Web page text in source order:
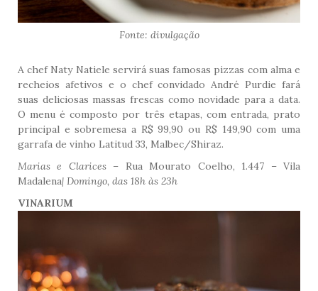
Fonte: divulgação
A chef Naty Natiele servirá suas famosas pizzas com alma e
recheios afetivos e o chef convidado André Purdie fará
suas deliciosas massas frescas como novidade para a data.
O menu é composto por três etapas, com entrada, prato
principal e sobremesa a R$ 99,90 ou R$ 149,90 com uma
garrafa de vinho Latitud 33, Malbec/Shiraz.
Marias e Clarices – Rua Mourato Coelho, 1.447 – Vila
Madalena| Domingo, das 18h às 23h
VINARIUM